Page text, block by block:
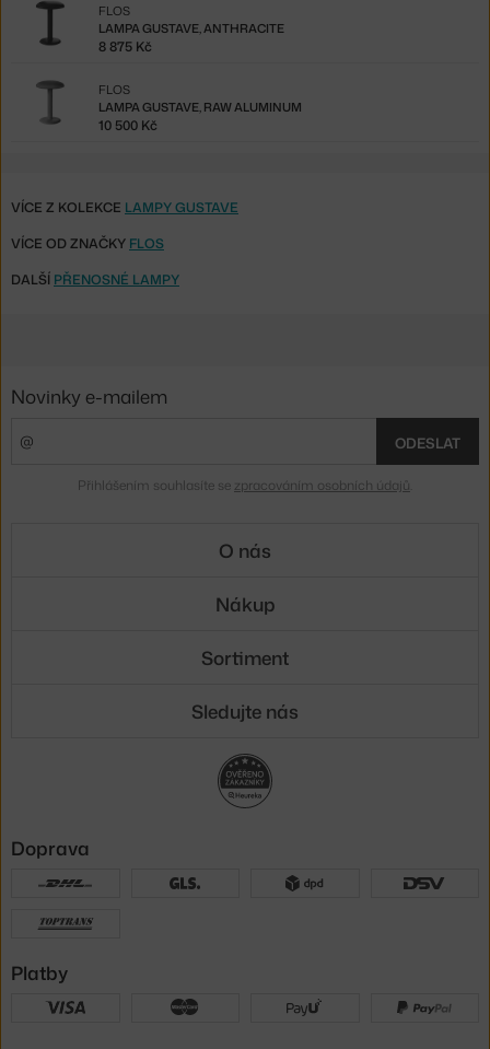
LAMPA GUSTAVE, ANTHRACITE
FLOS
8 875 Kč
LAMPA GUSTAVE, RAW ALUMINUM
FLOS
10 500 Kč
VÍCE Z KOLEKCE LAMPY GUSTAVE
VÍCE OD ZNAČKY FLOS
DALŠÍ PŘENOSNÉ LAMPY
Novinky e-mailem
ODESLAT
Přihlášením souhlasíte se zpracováním osobních údajů
O nás
Nákup
Sortiment
Sledujte nás
Doprava
Platby